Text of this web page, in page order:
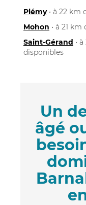
Plémy• à 22 km
Mohon • à 21
Saint-Gérand •
disponibles
Un
âgé